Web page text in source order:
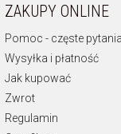
ZAKUPY ONLINE
Pomoc - częste pytania
Wysyłka i płatność
Jak kupować
Zwrot
Regulamin